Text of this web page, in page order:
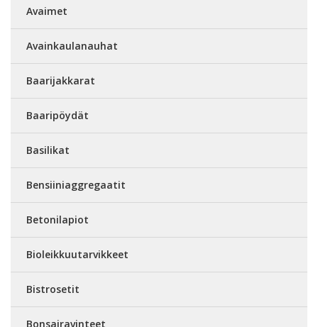
Avaimet
Avainkaulanauhat
Baarijakkarat
Baaripöydät
Basilikat
Bensiiniaggregaatit
Betonilapiot
Bioleikkuutarvikkeet
Bistrosetit
Bonsairavinteet